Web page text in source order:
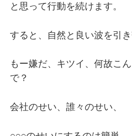
と思って行動を続けます。
すると、自然と良い波を引き
もー嫌だ、キツイ、何故こ
で？
会社のせい、誰々のせい、